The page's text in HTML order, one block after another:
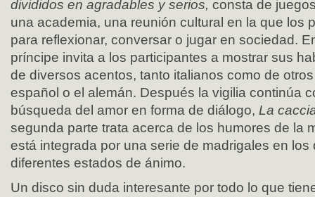
divididos en agradables y serios, consta de
una academia, una reunión cultural en la que los
para reflexionar, conversar o jugar en sociedad.
príncipe invita a los participantes a mostrar sus
de diversos acentos, tanto italianos como de
español o el alemán. Después la vigilia continúa
búsqueda del amor en forma de diálogo, La
segunda parte trata acerca de los humores de la
está integrada por una serie de madrigales en
diferentes estados de ánimo.
Un disco sin duda interesante por todo lo que